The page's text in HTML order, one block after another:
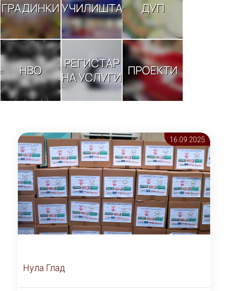
ГРАДИНКИУЧИЛИШТА ДУП
НВО
РЕГИСТАР
НА УСЛУГИ ПРОЕКТИ
16.09 2025
Нула Глад